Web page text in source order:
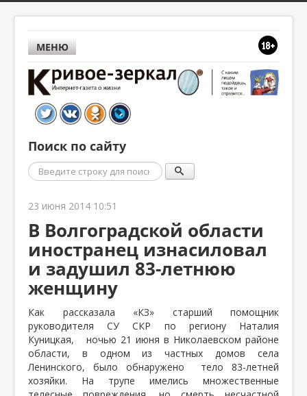
МЕНЮ
Поиск по сайту
Поиск
23 июня 2014 10:51
В Волгоградской области
иностранец изнасиловал
и задушил 83-летнюю
женщину
Как рассказала «КЗ» старший помощник
руководителя СУ СКР по региону Наталия
Куницкая, ночью 21 июня в Николаевском районе
области, в одном из частных домов села
Ленинского, было обнаружено
тело 83-летней
хозяйки. На трупе имелись множественные